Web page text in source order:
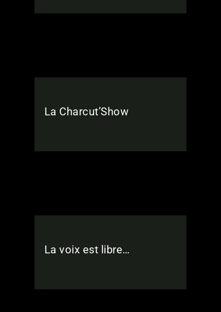
La Charcut’Show
La voix est libre…